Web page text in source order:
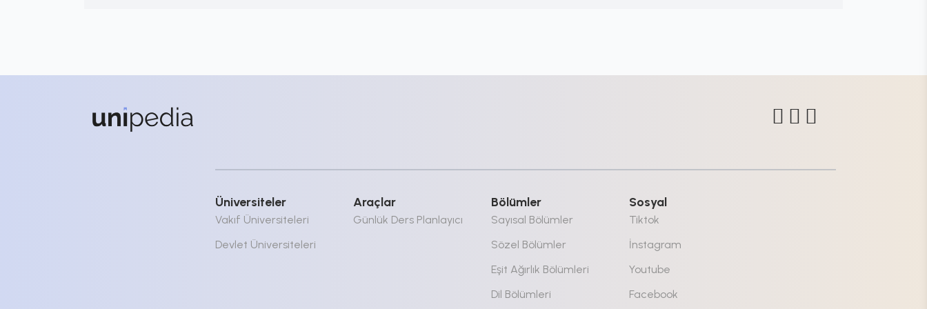
Üniversiteler
Vakıf Üniversiteleri
Devlet Üniversiteleri
Araçlar
Günlük Ders Planlayıcı
Bölümler
Sayısal Bölümler
Sözel Bölümler
Eşit Ağırlık Bölümleri
Dil Bölümleri
Sosyal
Tiktok
İnstagram
Youtube
Facebook